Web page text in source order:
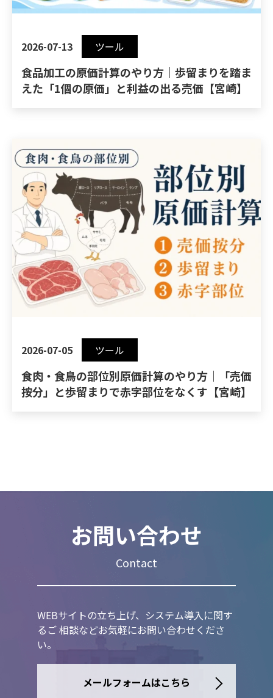
2026-07-13 ツール
食品加工の原価計算のやり方｜歩留まりを踏ま
えた「1個の原価」と利益の出る売価【宮崎】
2026-07-05 ツール
食肉・食鳥の部位別原価計算のやり方｜「売価
按分」と歩留まりで赤字部位をなくす【宮崎】
お問い合わせ
Contact
WEBサイトの立ち上げ、システム導入に関す
るご 相談などお気軽にお問い合わせくださ
い。
メールフォームはこちら